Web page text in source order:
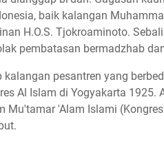
baik kalangan
H.O.S. Tjokroaminoto.
pembatasan bermadzhab
kalangan pesantren yang
Al Islam di Yogyakarta
Mu'tamar 'Alam Islami